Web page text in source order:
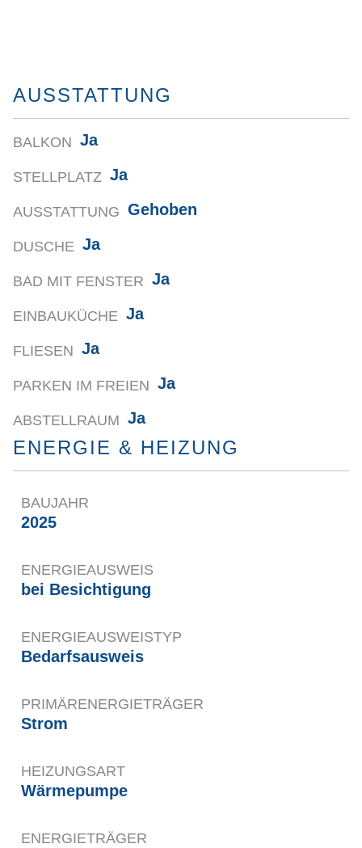
AUSSTATTUNG
BALKON Ja
STELLPLATZ Ja
AUSSTATTUNG Gehoben
DUSCHE Ja
BAD MIT FENSTER Ja
EINBAUKÜCHE Ja
FLIESEN Ja
PARKEN IM FREIEN Ja
ABSTELLRAUM Ja
ENERGIE & HEIZUNG
BAUJAHR
2025
ENERGIEAUSWEIS
bei Besichtigung
ENERGIE­AUSWEISTYP
Bedarfsausweis
PRIMÄRENERGIETRÄGER
Strom
HEIZUNGSART
Wärmepumpe
ENERGIETRÄGER